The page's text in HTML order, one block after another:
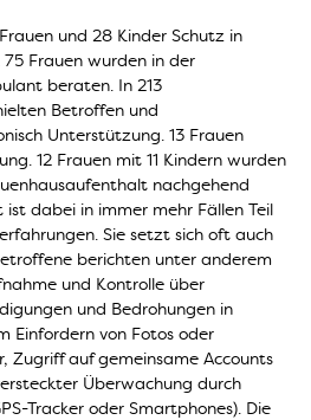
und 28 Kinder Schutz in
Frauen wurden in der
beraten. In 213
Betroffen und
Unterstützung. 13 Frauen
12 Frauen mit 11 Kindern wurden
nachgehend
dabei in immer mehr Fällen Teil
Sie setzt sich oft auch
berichten unter anderem
und Kontrolle über
und Bedrohungen in
Einfordern von Fotos oder
Zugriff auf gemeinsame Accounts
Überwachung durch
Tracker oder Smartphones). Die